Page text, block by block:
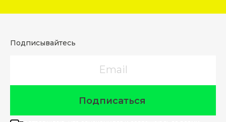
Подписывайтесь
Подписаться